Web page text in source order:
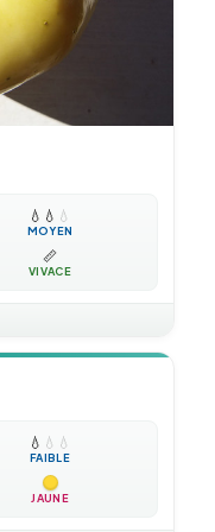
💧 💧 💧
MOYEN
📏
VIVACE
💧 💧 💧
FAIBLE
JAUNE